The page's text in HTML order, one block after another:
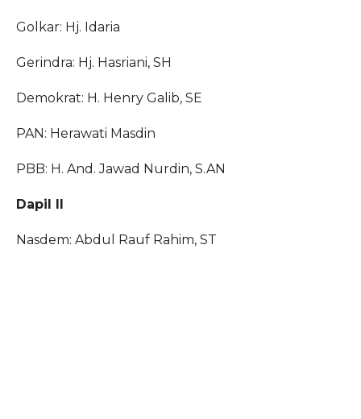
Golkar: Hj. Idaria
Gerindra: Hj. Hasriani, SH
Demokrat: H. Henry Galib, SE
PAN: Herawati Masdin
PBB: H. And. Jawad Nurdin, S.AN
Dapil II
Nasdem: Abdul Rauf Rahim, ST